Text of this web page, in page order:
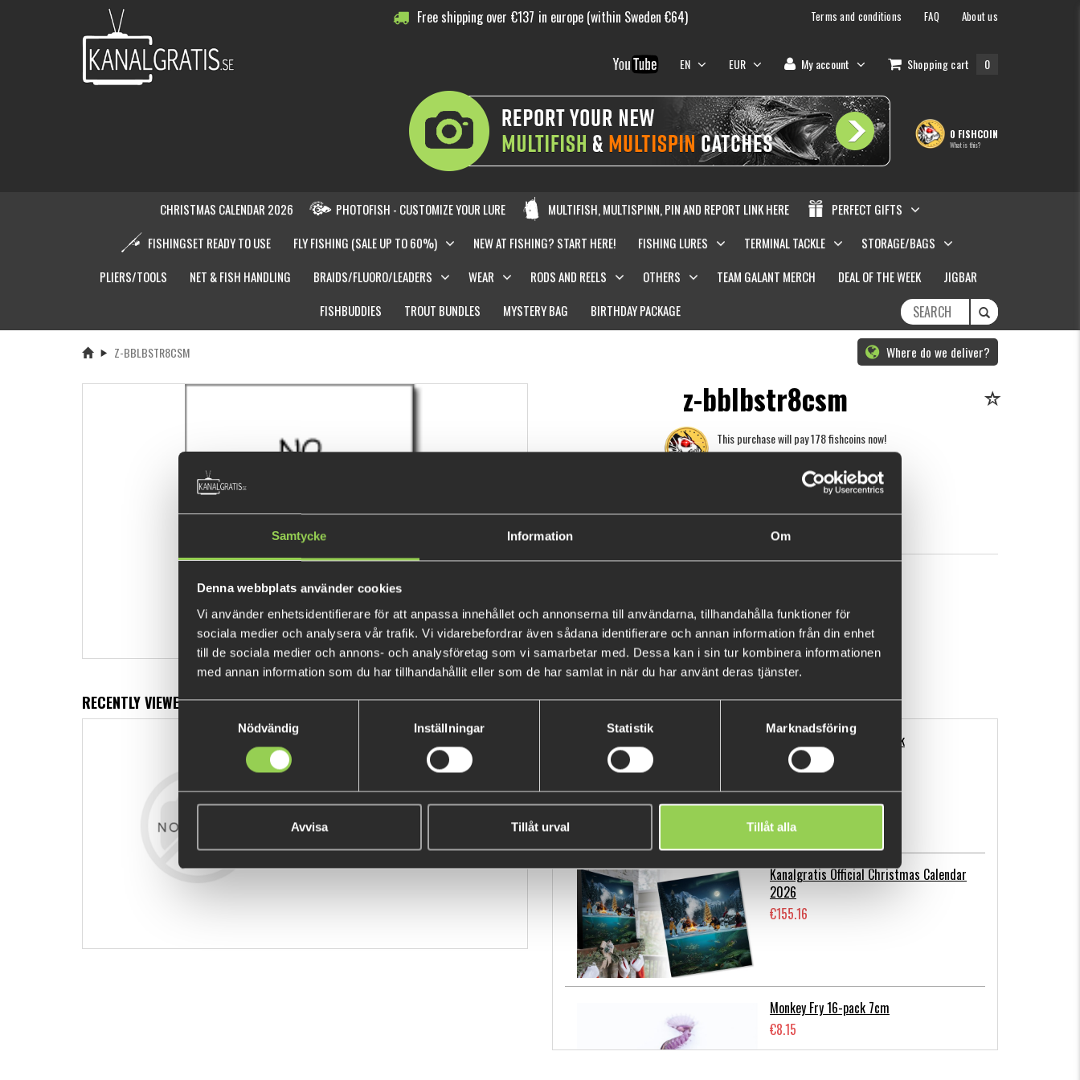
Samtycke Information Om
Denna webbplats använder cookies
Vi använder enhetsidentifierare för att anpassa innehållet och annonserna till användarna, tillhandahålla funktioner för
sociala medier och analysera vår trafik. Vi vidarebefordrar även sådana identifierare och annan information från din enhet
till de sociala medier och annons- och analysföretag som vi samarbetar med. Dessa kan i sin tur kombinera informationen
med annan information som du har tillhandahållit eller som de har samlat in när du har använt deras tjänster.
Samtyckesval
Nödvändig
Inställningar Statistik Marknadsföring
Avvisa Tillåt urval Tillåt alla
Free shipping over €137 in europe (within Sweden €64) Terms and conditions FAQ About us
EN EUR My account Shopping cart 0
0 FISHCOIN
What is this?
CHRISTMAS CALENDAR 2026 PHOTOFISH - CUSTOMIZE YOUR LURE MULTIFISH, MULTISPINN, PIN AND REPORT LINK HERE
PERFECT GIFTS
FISHINGSET READY TO USE
FLY FISHING (SALE UP TO 60%) NEW AT FISHING? START HERE! FISHING LURES TERMINAL TACKLE
STORAGE/BAGS
PLIERS/TOOLS
NET & FISH HANDLING BRAIDS/FLUORO/LEADERS WEAR RODS AND REELS OTHERS TEAM GALANT MERCH DEAL OF THE WEEK
JIGBAR
FISHBUDDIES
TROUT BUNDLES MYSTERY BAG BIRTHDAY PACKAGE
Z-BBLBSTR8CSM Where do we deliver?
z-bblbstr8csm
This purchase will pay 178 fishcoins now!
What is this?
€8.15 BUY
OK
RECENTLY VIEWED PRODUCTS BESTSELLERS
Flatnose Mini 9cm, 10-pack
€12.72
Kanalgratis Official Christmas Calendar
2026
€155.16
Monkey Fry 16-pack 7cm
€8.15